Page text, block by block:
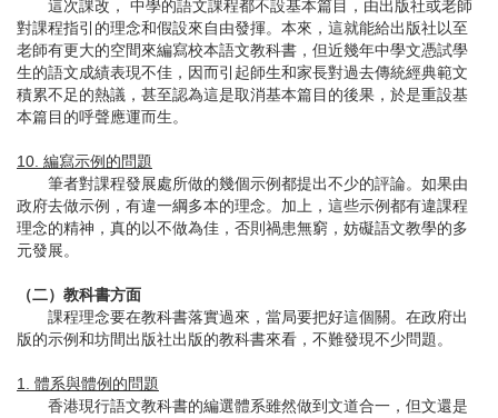
這次課改， 中學的語文課程都不設基本篇目，由出版社或老師
對課程指引的理念和假設來自由發揮。本來，這就能給出版社以至
老師有更大的空間來編寫校本語文教科書，但近幾年中學文憑試學
生的語文成績表現不佳，因而引起師生和家長對過去傳統經典範文
積累不足的熱議，甚至認為這是取消基本篇目的後果，於是重設基
本篇目的呼聲應運而生。
10. 編寫示例的問題
筆者對課程發展處所做的幾個示例都提出不少的評論。如果由
政府去做示例，有違一綱多本的理念。加上，這些示例都有違課程
理念的精神，真的以不做為佳，否則禍患無窮，妨礙語文教學的多
元發展。
（二）教科書方面
課程理念要在教科書落實過來，當局要把好這個關。在政府出
版的示例和坊間出版社出版的教科書來看，不難發現不少問題。
1. 體系與體例的問題
香港現行語文教科書的編選體系雖然做到文道合一，但文還是